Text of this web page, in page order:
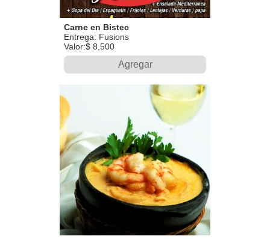
Carne en Bistec
Entrega: Fusions
Valor:$ 8,500
Agregar